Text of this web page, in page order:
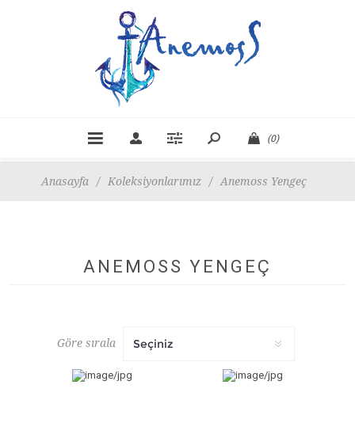
(0)
Anasayfa / Koleksiyonlarımız / Anemoss Yengeç
ANEMOSS YENGEÇ
Göre sırala